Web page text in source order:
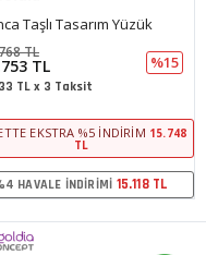
Nal Taşlı Yüzük
13.402 TL
15.815 TL
%15
4.667 TL x 3 Taksit
SEPETTE EKSTRA %5 İNDIRIM
%4 HAVALE İNDIRIMI12.095 TL